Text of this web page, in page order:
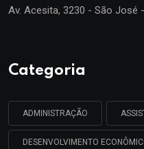
Av. Acesita, 3230 - São José
Categoria
ADMINISTRAÇÃO
DESENVOLVIMENTO